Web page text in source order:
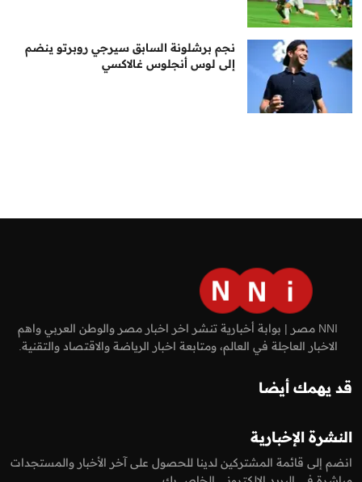
نجم برشلونة السابق سيرجي روبرتو ينضم
إلى لوس أنجلوس غالاكسي
NNI مصر | بوابة أخبارية تنشر اخر اخبار مصر والوطن العربي واهم
الاخبار العاجلة في العالم، ومتابعة اخبار الرياضة والاقتصاد والتقنية.
قد يهمك أيضا
النشرة الإخبارية
انضم إلى قائمة المشتركين لدينا للحصول على آخر الأخبار والمستجدات